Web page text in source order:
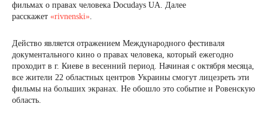
фильмах о правах человека Docudays UA. Далее
расскажет «rivnenski».
Действо является отражением Международного фестиваля
документального кино о правах человека, который ежегодно
проходит в г. Киеве в весенний период. Начиная с октября месяца,
все жители 22 областных центров Украины смогут лицезреть эти
фильмы на больших экранах. Не обошло это событие и Ровенскую
область.